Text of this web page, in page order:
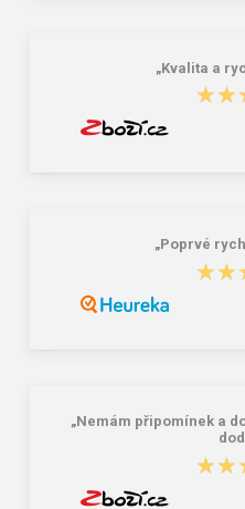
„Kvalita a
„Poprvé
„Nemám připomínek a